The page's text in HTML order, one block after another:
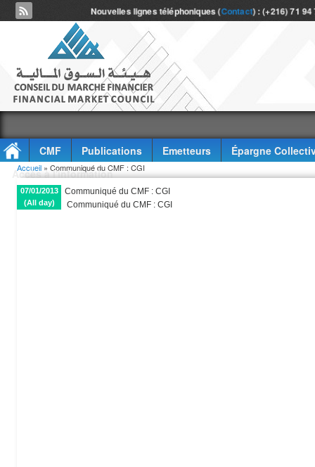
Nouvelles lignes téléphoniques (Contact) : (+216) 71
CMF Publications Emetteurs
Épargne
Accès à l'information
Vous êtes ici
Accueil » Communiqué du CMF : CGI
07/01/2013
(All day)
Communiqué du CMF : CGI
Communiqué du CMF : CGI